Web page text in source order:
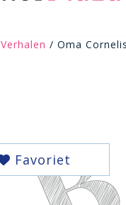
Verhalen / Oma
Favoriet